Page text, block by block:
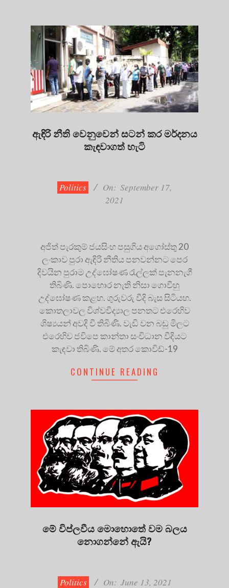
ඇඳිරි නීති වෙනුවෙන් සටන් කර මර්දනය
කැඳවාගත් හැටි
Politics On: September 17,
2021
අජිත් පැරකුම් ජයසිංහ පසුගිය අගෝස්තු 20
ලංකාව පුරා ඇඳිරි නීතිය පනවන්නට පෙර
දිවයින පුරාම උද්ඝෝෂණ රැල්ලක් පැනනැගී
තිබිණි. පොහොර නැති නිසා ගොවීහු
උද්ඝෝෂණ කළහ. ගුරුවරු වීදි බැස සිටියහ.
කොතලාවල විශ්වවිද්‍යාල පනතට එරෙහිව
ශිෂ්‍යයන් අවදි වී තිබිණි. වැඩි වන බඩු මිලට
එරෙහිව ජවිපෙ කාන්තා සංවිධාන වීදියට
කැඳවා තිබිණි. මේ අතර කොවිඩ්-19
CONTINUE READING
මේ විප්ලවීය මොහොතේ වම බලය
නොගන්නේ ඇයි?
Politics On: June 13, 2021